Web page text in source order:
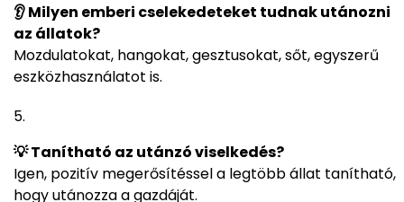
👂 Milyen emberi cselekedeteket tudnak utánozni
az állatok?
Mozdulatokat, hangokat, gesztusokat, sőt, egyszerű
eszközhasználatot is.
💡 Tanítható az utánzó viselkedés?
Igen, pozitív megerősítéssel a legtöbb állat tanítható,
hogy utánozza a gazdáját.